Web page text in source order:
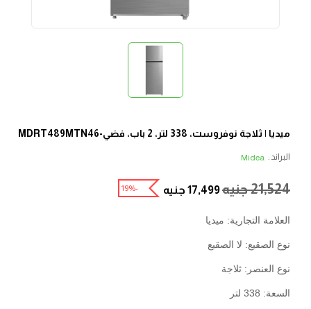
ميديا | ثلاجة نوفروست، 338 لتر، 2 باب، فضي-MDRT489MTN46
البراند : Midea
21,524جنيه17,499 جنيه -19%
العلامة التجارية: ميديا
نوع الصقيع: لا الصقيع
نوع العنصر: ثلاجة
السعة: 338 لتر